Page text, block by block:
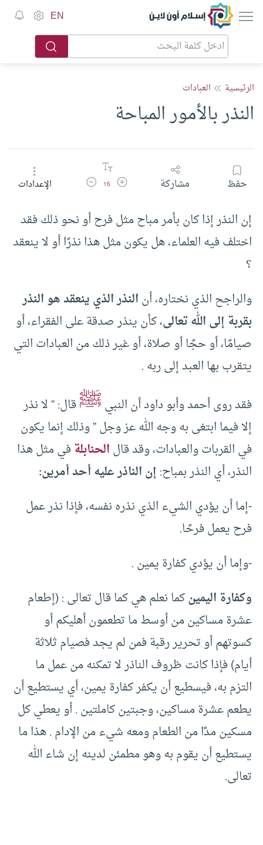
إسلام أون لاين EN
الرئيسية العبادات
النذر بالأمور المباحة
حفظ مشاركة زيادة حجم الخط
16 تقليل حجم الخطالإعدادات
إن النذر إذا كان بأمر مباح مثل فرح أو نحو ذلك فقد
اختلف فيه العلماء، هل يكون مثل هذا نذرًا أو لا ينعقد
؟
والراجح الذي نختاره، أنالنذر الذي ينعقد هو النذر
بقربة إلى الله تعالى، كأن ينذر صدقة على الفقراء، أو
صيامًا، أو حجًا أو صلاة، أو غير ذلك من العبادات التي
يتقرب بها العبد إلى ربه .
فقد روى أحمد وأبو داود أن النبيﷺقال: ” لا نذر
إلا فيما ابتغى به وجه الله عز وجل ” وذلك إنما يكون
في القربات والعبادات، وقد قالالحنابلةفي مثل هذا
النذر، أي النذر بمباح:إن الناذر عليه أحد أمرين:
-إما أن يؤدي الشيء الذي نذره نفسه، فإذا نذر عمل
فرح يعمل فرحًا.
-وإما أن يؤدي كفارة يمين .
وكفارة اليمينكما نعلم هي كما قال تعالى : (إطعام
عشرة مساكين من أوسط ما تطعمون أهليكم أو
كسوتهم أو تحرير رقبة فمن لم يجد فصيام ثلاثة
أيام) فإذا كانت ظروف الناذر لا تمكنه من عمل ما
التزم به، فيسطيع أن يكفر كفارة يمين، أي يستطيع أن
يطعم عشرة مساكين، وجبتين كاملتين . أو يعطي كل
مسكين مدًا من الطعام ومعه شيء من الإدام . هذا ما
يستطيع أن يقوم به وهو مطمئن لدينه إن شاء الله
تعالى.